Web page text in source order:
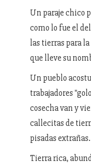
Un paraje chico
como lo fue el
las tierras para
que lleve su
Un pueblo
trabajadores
cosecha van y
callecitas de
pisadas extrañas.
Tierra rica,